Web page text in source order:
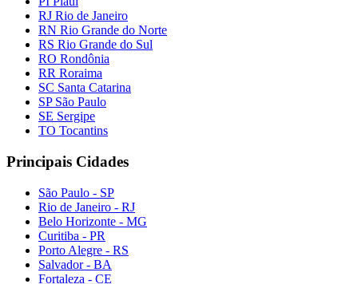
RJ Rio de Janeiro
RN Rio Grande do Norte
RS Rio Grande do Sul
RO Rondônia
RR Roraima
SC Santa Catarina
SP São Paulo
SE Sergipe
TO Tocantins
Principais Cidades
São Paulo - SP
Rio de Janeiro - RJ
Belo Horizonte - MG
Curitiba - PR
Porto Alegre - RS
Salvador - BA
Fortaleza - CE